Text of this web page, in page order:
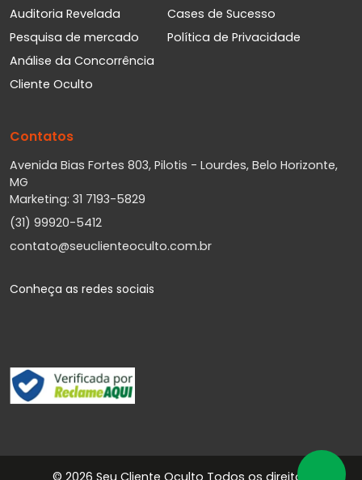
Auditoria Revelada
Pesquisa de mercado
Análise da Concorrência
Cliente Oculto
Cases de Sucesso
Política de Privacidade
Contatos
Avenida Bias Fortes 803, Pilotis - Lourdes, Belo Horizonte,
MG
Marketing: 31 7193-5829
(31) 99920-5412
contato@seuclienteoculto.com.br
Conheça as redes sociais
© 2026 Seu Cliente Oculto Todos os direitos